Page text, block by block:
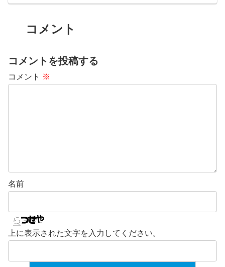
コメント
コメントを投稿する
コメント ※
名前
上に表示された文字を入力してください。